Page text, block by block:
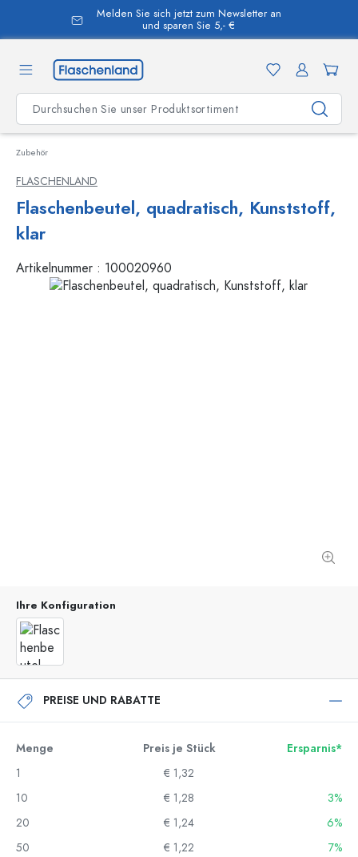
springen
Melden Sie sich jetzt zum Newsletter an
und sparen Sie 5,- €
Zubehör
FLASCHENLAND
Flaschenbeutel, quadratisch, Kunststoff,
klar
Artikelnummer : 100020960
Ihre Konfiguration
PREISE UND RABATTE
Menge Preis je Stück
Ersparnis*
1
€ 1,32
10
€ 1,28
3%
20
€ 1,24
6%
50
€ 1,22
7%